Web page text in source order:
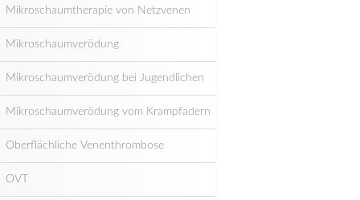
Mikroschaumtherapie von Netzvenen
Mikroschaumverödung
Mikroschaumverödung bei Jugendlichen
Mikroschaumverödung vom Krampfadern
Oberflächliche Venenthrombose
OVT